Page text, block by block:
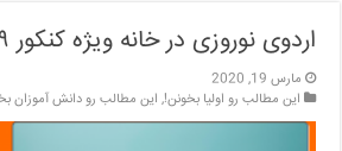
اردوی نوروزی در خانه ویژه کنکور ۹۹
مارس 19, 2020
این مطالب رو اولیا بخونن!, این مطالب رو دانش آموزان